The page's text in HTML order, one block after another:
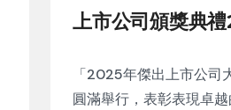
上市公司頒獎典
「2025年傑出上市公司
圓滿舉行，表彰表現卓越